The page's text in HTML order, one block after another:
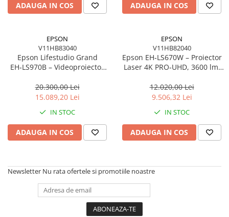
Imprimante Cerneală
Imprimante Matriciale
Multifuncțional Laser Mono
Accesorii Imprimante & Scannere
3D
Consumabile & Filamente 3D
Consumabile - cerneală
Cerneală & Cap de Printare
Consumabile - toner
Toner
(LFP)
Plottere & Scannere
ADAUGA IN COS ADAUGA IN COS
EPSON
V11HB83040
Epson Lifestudio Grand
EH‑LS970B – Videoproiector
TV, 20W
20.300,00 Lei
15.089,20 Lei
IN STOC
ADAUGA IN COS
EPSON
V11HB82040
Epson EH‑LS670W – Proiector
Laser 4K PRO‑UHD, 3600 lm,
Wi‑Fi ac
12.020,00 Lei
9.506,32 Lei
IN STOC
ADAUGA IN COS
Newsletter Nu rata ofertele si promotiile noastre